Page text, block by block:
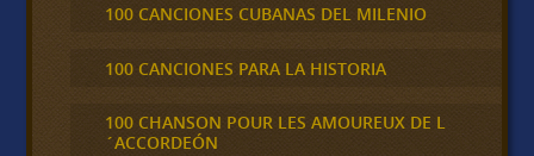
100 CANCIONES CUBANAS DEL MILENIO
100 CANCIONES PARA LA HISTORIA
100 CHANSON POUR LES AMOUREUX DE L
´ACCORDEÓN